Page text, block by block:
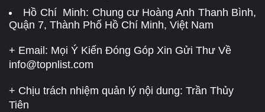
Hồ Chí Minh: Chung cư Hoàng Anh Thanh Bình,
Quận 7, Thành Phố Hồ Chí Minh, Việt Nam
+ Email: Mọi Ý Kiến Đóng Góp Xin Gửi Thư Về
info@topnlist.com
+ Chịu trách nhiệm quản lý nội dung: Trần Thủy
Tiên